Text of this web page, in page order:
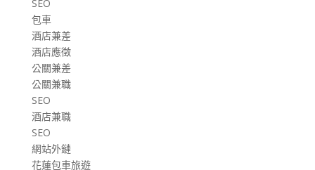
SEO
包車
酒店兼差
酒店應徵
公關兼差
公關兼職
SEO
酒店兼職
SEO
網站外鏈
花蓮包車旅遊